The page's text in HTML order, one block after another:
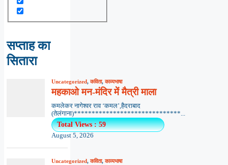
सप्ताह का
सितारा
Uncategorized,कविता,काव्यभाषा
महकाओ मन-मंदिर में मैत्री माला
कमलेकर नागेश्वर राव ‘कमल’,हैदराबाद
(तेलंगाना)******************************...
Total Views : 59
August 5, 2026
Uncategorized,कविता,काव्यभाषा